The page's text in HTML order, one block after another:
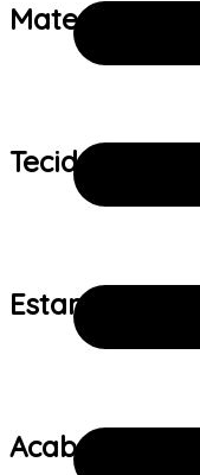
Material:
Tecido:
Estampa:
Acabamento: